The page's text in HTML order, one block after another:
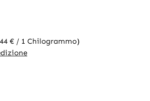
€ / 1 Chilogrammo)